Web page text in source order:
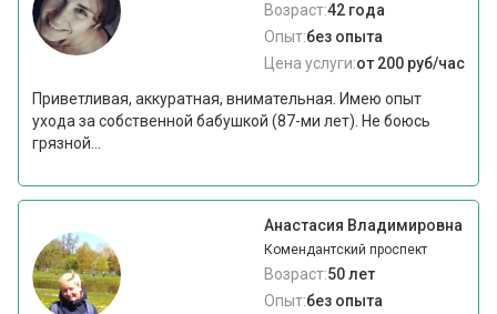
Возраст:42 года
Опыт:без опыта
Цена услуги:от 200 руб/час
Приветливая, аккуратная, внимательная. Имею опыт
ухода за собственной бабушкой (87-ми лет). Не боюсь
грязной...
Анастасия Владимировна
Комендантский проспект
Возраст:50 лет
Опыт:без опыта